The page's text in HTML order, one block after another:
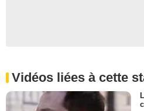
Vidéos liées à cette